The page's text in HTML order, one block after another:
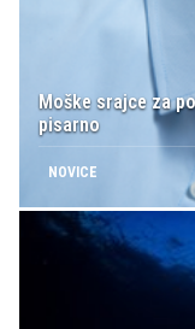
Moške srajce za
pisarno
NOVICE